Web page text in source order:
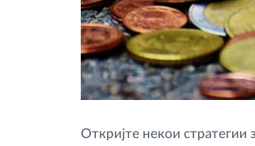
Откријте некои стратегии